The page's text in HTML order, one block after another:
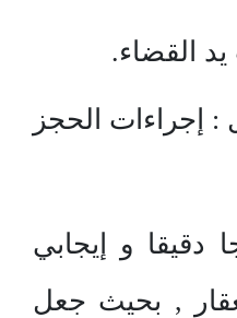
القضاء.
: إجراءات الحجز
دقيقا و إيجابي
, بحيث جعل